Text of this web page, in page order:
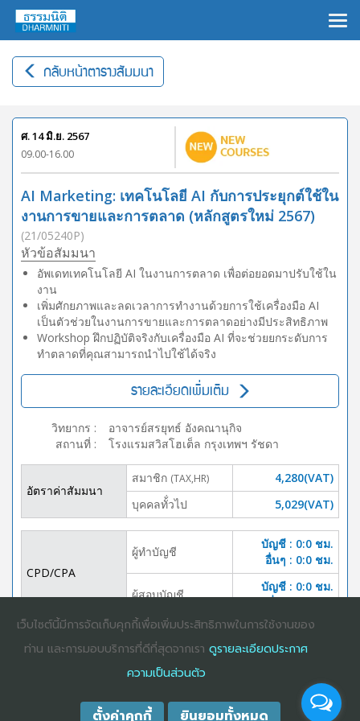
กลับหน้าตารางสัมมนา
ศ. 14 มิ.ย. 2567
09.00-16.00
AI Marketing: เทคโนโลยี AI กับการประยุกต์ใช้ใน
งานการขายและการตลาด (หลักสูตรใหม่ 2567)
(21/05240P)
หัวข้อสัมมนา
อัพเดทเทคโนโลยี AI ในงานการตลาด เพื่อต่อยอดมาปรับใช้ใน
งาน
เพิ่มศักยภาพและลดเวลาการทำงานด้วยการใช้เครื่องมือ AI
เป็นตัวช่วยในงานการขายและการตลาดอย่างมีประสิทธิภาพ
Workshop ฝึกปฏิบัติจริงกับเครื่องมือ AI ที่จะช่วยยกระดับการ
ทำตลาดที่คุณสามารถนำไปใช้ได้จริง
รายละเอียดเพิ่มเติม
วิทยากร :
อาจารย์สรยุทธ์ อังคณานุกิจ
สถานที่ : โรงแรมสวิสโฮเต็ล กรุงเทพฯ รัชดา
อัตราค่าสัมมนา
สมาชิก (TAX,HR)
4,280(VAT)
บุคคลทั้่วไป
5,029(VAT)
CPD/CPA
ผู้ทำบัญชี
บัญชี : 0:0 ชม.
อื่นๆ : 0:0 ชม.
ผู้สอบบัญชี
บัญชี : 0:0 ชม.
ปิดจอง
BROCHURE
เว็บไซต์นี้มีการจัดเก็บคุกกี้เพื่อเพิ่มประสิทธิภาพในการใช้งานของ
ท่าน และการมอบบริการที่ดีที่สุดจากเรา ดูรายละเอียดประกาศ
ความเป็นส่วนตัว
ตั้งค่าคุกกี้ ยินยอมทั้งหมด
×